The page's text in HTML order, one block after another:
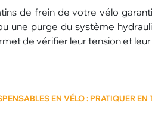
de frein de votre vélo
une purge du système
de vérifier leur tension et
EN VÉLO : PRATIQUER EN